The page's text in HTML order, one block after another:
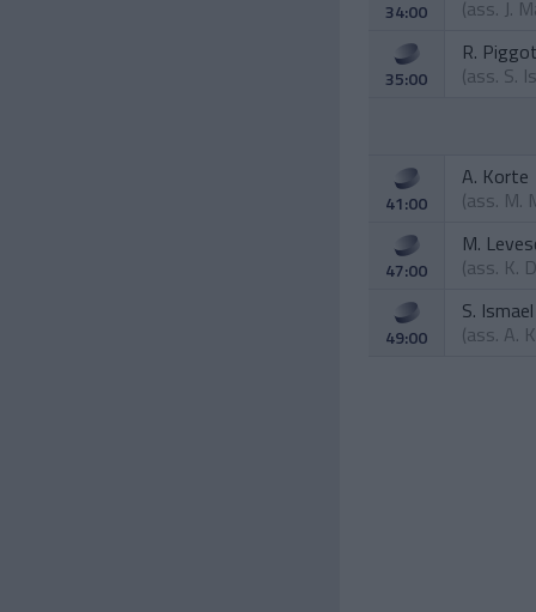
34:00
(ass. J.
35:00
R.
(ass. S.
41:00
A. Korte
(ass. M.
47:00
M.
(ass. K.
49:00
S. Ismael
(ass. A.